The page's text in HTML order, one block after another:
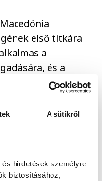
A sütikről
hirdetések személyre
biztosításához,
első titkára
a
és a
Ifjúsági
a kultúra és az
amely
- fogalmazott,
a sportbeli és